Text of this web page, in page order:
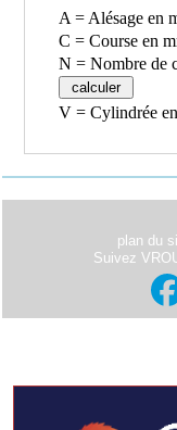
A = Alésage en
C = Course en
N = Nombre de
V = Cylindrée
plan du
Suivez